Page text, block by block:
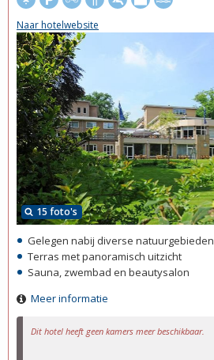
Dit hotel heeft geen kamers meer beschikbaar.
15 foto's
Naar hotelwebsite
Gelegen nabij diverse natuurgebieden
Terras met panoramisch uitzicht
Sauna, zwembad en beautysalon
Meer informatie